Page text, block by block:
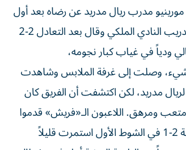
مورينيو مدرب ريال مدريد عن رضاه بعد أول
مباراة منذ عودته لتدريب النادي الملكي وقال بعد التعادل 2-2
ودياً في غياب كبار نجومه،
وصلت إلى غرفة الملابس وشاهدت
مدريد، لكن اكتشفت أن الفريق كان
ومتعب ومرهق. اللاعبون الـ«فريش» قدموا
أداء مميزاً لكن نتيجة 2-1 في الشوط الأول استمرت قليلاً